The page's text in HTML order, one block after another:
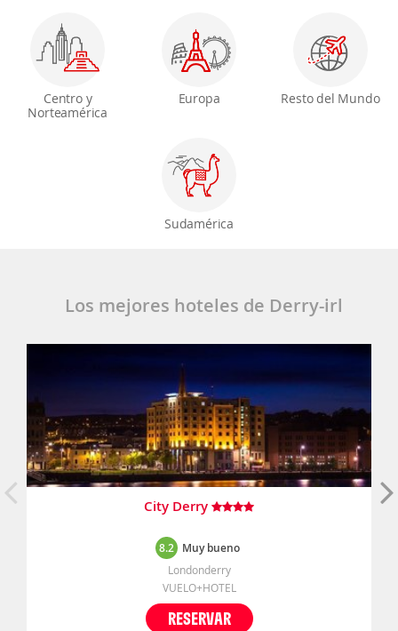
Centro y
Norteamérica
Europa Resto del Mundo
Sudamérica
Los mejores hoteles de Derry-irl
City Derry
8.2 Muy bueno
Londonderry
VUELO+HOTEL
RESERVAR